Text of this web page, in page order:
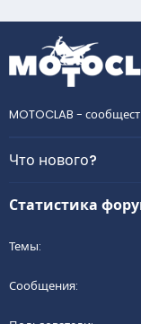
MOTOCLAB -
Что нового?
Статистика
Темы
Сообщения